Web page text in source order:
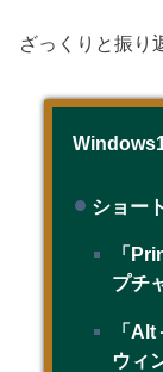
ざっくりと振り
ショー
「
プチ
「
ウィ